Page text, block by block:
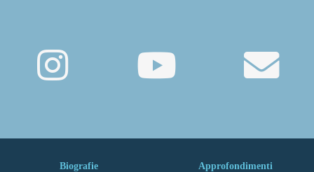
Biografie Approfondimenti